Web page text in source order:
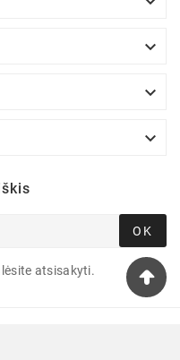



OK
atsisakyti.